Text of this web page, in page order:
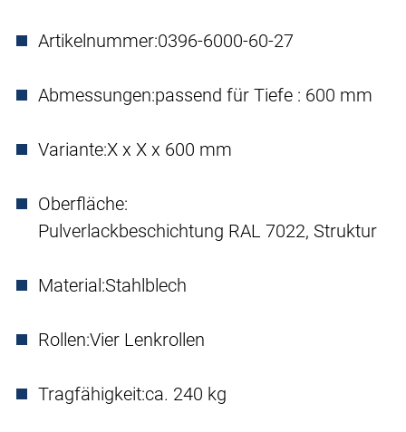
Artikelnummer:0396-6000-60-27
Abmessungen:passend für Tiefe : 600 mm
Variante:X x X x 600 mm
Oberfläche:
Pulverlackbeschichtung RAL 7022, Struktur
Material:Stahlblech
Rollen:Vier Lenkrollen
Tragfähigkeit:ca. 240 kg